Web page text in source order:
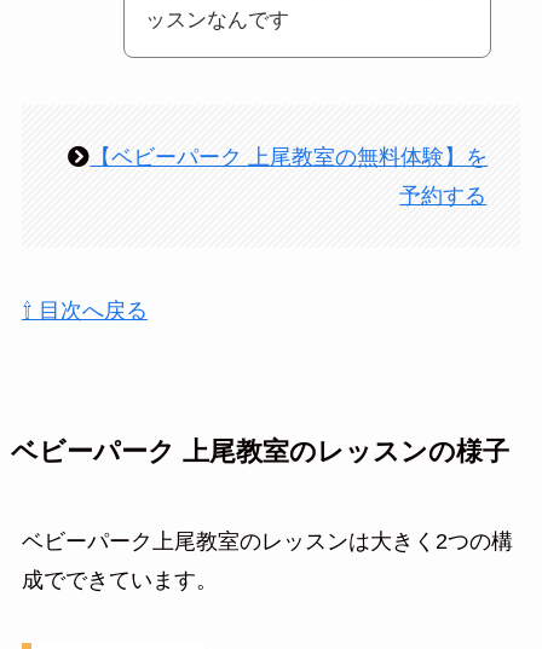
ッスンなんです
【ベビーパーク 上尾教室の無料体験】を
予約する
⇧ 目次へ戻る
ベビーパーク 上尾教室のレッスンの様子
ベビーパーク上尾教室のレッスンは大きく2つの構
成でできています。